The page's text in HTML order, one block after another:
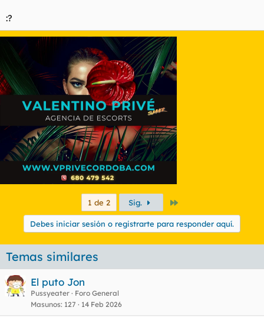
:?
1 de 2 Sig.
Debes iniciar sesión o registrarte para responder aquí.
Temas similares
El puto Jon
Pussyeater
Foro General
Masunos 127 14 Feb 2026